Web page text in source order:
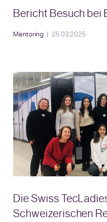
Bericht Besuch bei
Mentoring 25.03.2025
Die Swiss
Schweizerischen